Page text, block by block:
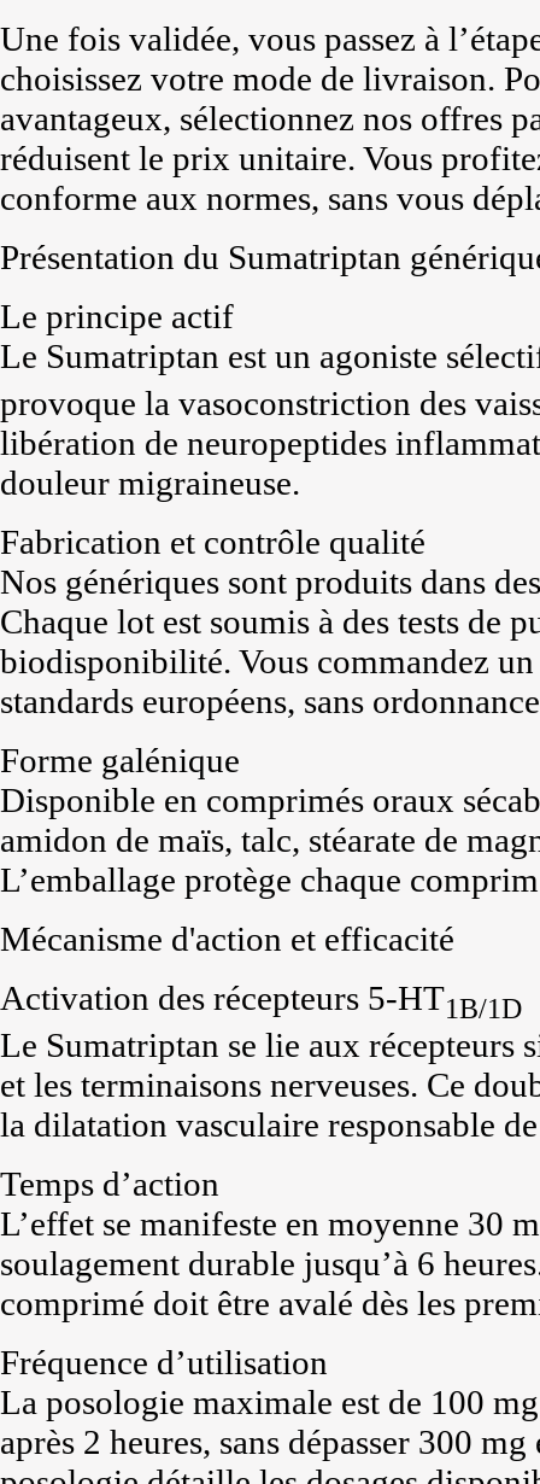
Une fois validée, vous passez à
choisissez votre mode de livraison.
avantageux, sélectionnez nos offres
réduisent le prix unitaire. Vous
conforme aux normes, sans vous
Présentation du Sumatriptan
Le principe actif
Le Sumatriptan est un agoniste
provoque la vasoconstriction des
libération de neuropeptides
douleur migraineuse.
Fabrication et contrôle qualité
Nos génériques sont produits dans
Chaque lot est soumis à des tests de
biodisponibilité. Vous commandez
standards européens, sans
Forme galénique
Disponible en comprimés oraux
amidon de maïs, talc, stéarate de
L’emballage protège chaque
Mécanisme d'action et efficacité
Activation des récepteurs 5-HT1B/1D
Le Sumatriptan se lie aux récepteurs
et les terminaisons nerveuses. Ce
la dilatation vasculaire responsable
Temps d’action
L’effet se manifeste en moyenne 30
soulagement durable jusqu’à 6
comprimé doit être avalé dès les
Fréquence d’utilisation
La posologie maximale est de 100
après 2 heures, sans dépasser 300